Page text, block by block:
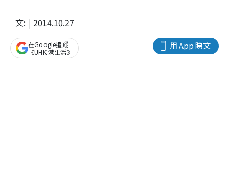
文: 2014.10.27
用 App 睇文
在Google追蹤
《UHK 港生活》